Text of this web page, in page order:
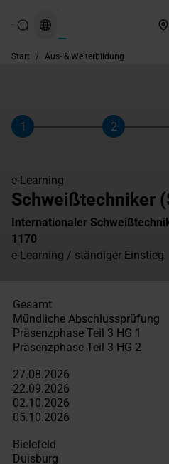
Start / Aus- & Weiterbildung
Schritt
1
Schritt
2
e-Learning
Schweißtechniker
Internationaler
1170
e-Learning / ständiger Einstieg